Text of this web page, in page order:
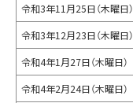
令和3年11月25日（木曜日）
令和3年12月23日（木曜日）
令和4年1月27日（木曜日）
令和4年2月24日（木曜日）